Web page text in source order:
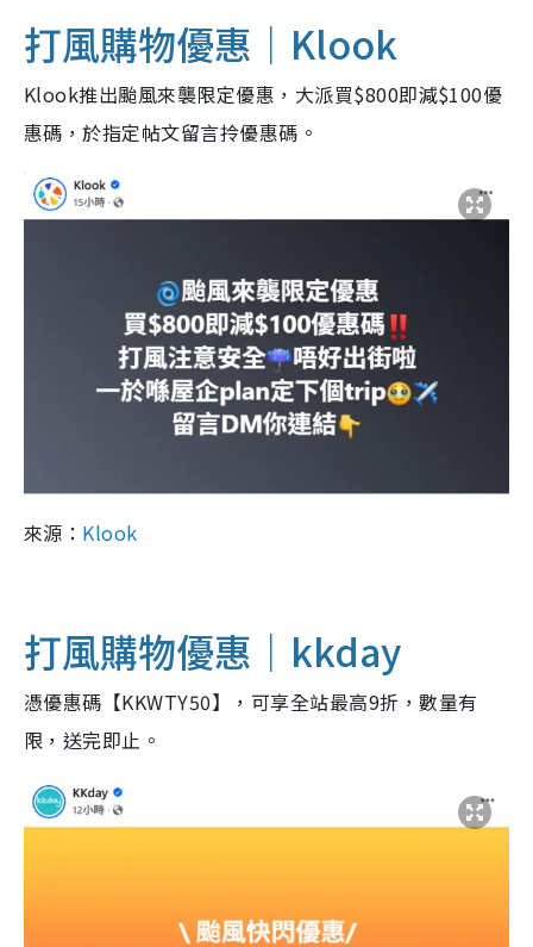
打風購物優惠｜Klook
Klook推出颱風來襲限定優惠，大派買$800即減$100優
惠碼，於指定帖文留言拎優惠碼。
來源： Klook
打風購物優惠｜ kkday
憑優惠碼【KKWTY50】，可享全站最高9折，數量有
限，送完即止。